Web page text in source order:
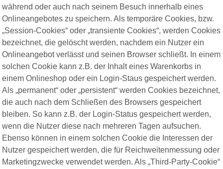
während oder auch nach seinem Besuch innerhalb eines
Onlineangebotes zu speichern. Als temporäre Cookies, bzw.
„Session-Cookies“ oder „transiente Cookies“, werden Cookies
bezeichnet, die gelöscht werden, nachdem ein Nutzer ein
Onlineangebot verlässt und seinen Browser schließt. In einem
solchen Cookie kann z.B. der Inhalt eines Warenkorbs in
einem Onlineshop oder ein Login-Staus gespeichert werden.
Als „permanent“ oder „persistent“ werden Cookies bezeichnet,
die auch nach dem Schließen des Browsers gespeichert
bleiben. So kann z.B. der Login-Status gespeichert werden,
wenn die Nutzer diese nach mehreren Tagen aufsuchen.
Ebenso können in einem solchen Cookie die Interessen der
Nutzer gespeichert werden, die für Reichweitenmessung oder
Marketingzwecke verwendet werden. Als „Third-Party-Cookie“